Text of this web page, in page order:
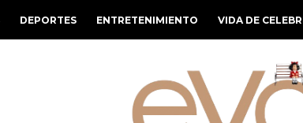
DEPORTES ENTRETENIMIENTO VIDA DE